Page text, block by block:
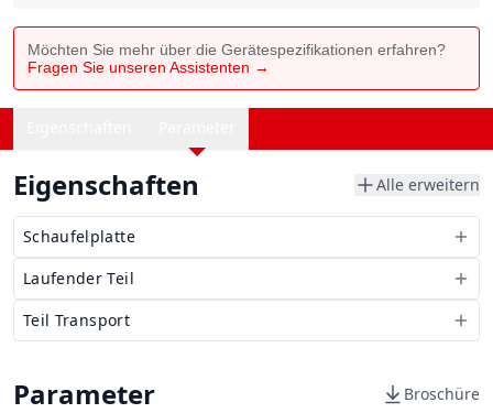
Möchten Sie mehr über die Gerätespezifikationen erfahren?
Fragen Sie unseren Assistenten →
Eigenschaften Alle erweitern
Schaufelplatte
Laufender Teil
Teil Transport
Parameter Broschüre